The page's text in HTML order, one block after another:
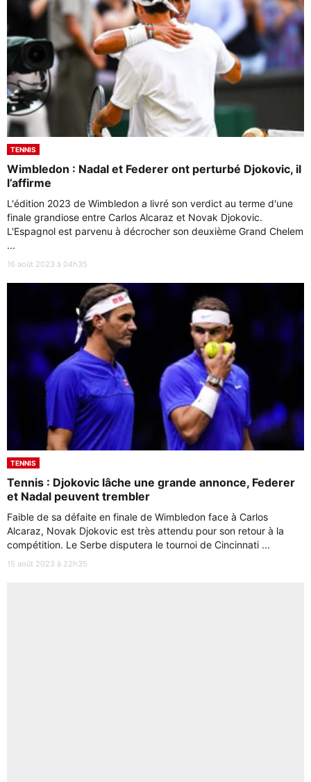
TENNIS
Wimbledon : Nadal et Federer ont perturbé Djokovic, il
l’affirme
L'édition 2023 de Wimbledon a livré son verdict au terme d'une
finale grandiose entre Carlos Alcaraz et Novak Djokovic.
L'Espagnol est parvenu à décrocher son deuxième Grand Chelem
...
16 août 2023 à 04h35
TENNIS
Tennis : Djokovic lâche une grande annonce, Federer
et Nadal peuvent trembler
Faible de sa défaite en finale de Wimbledon face à Carlos
Alcaraz, Novak Djokovic est très attendu pour son retour à la
compétition. Le Serbe disputera le tournoi de Cincinnati ...
15 août 2023 à 22h35